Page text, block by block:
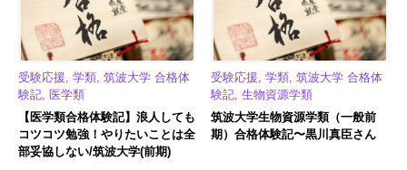
受験応援, 学類, 筑波大学 合格体
験記, 医学類
【医学類合格体験記】浪人しても
コツコツ勉強！やりたいことは全
部妥協しない/筑波大学(前期)
受験応援, 学類, 筑波大学 合格体
験記, 生物資源学類
筑波大学生物資源学類（一般前
期）合格体験記〜黒川真臣さん